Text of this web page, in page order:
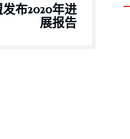
布2020年进
展报告